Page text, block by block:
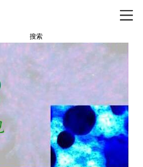
搜索